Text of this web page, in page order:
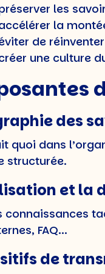
les
la
de
une culture
des
quoi dans
structurée.
et la
connaissances
FAQ...
de